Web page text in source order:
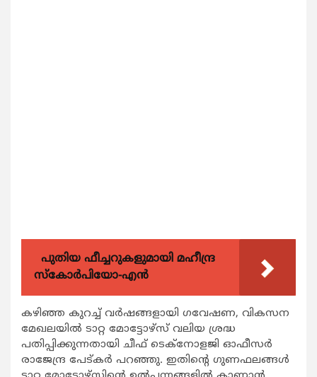
പുതിയ ഫീച്ചറുകളുമായി മഹീന്ദ്ര
സ്കോർപിയോ-എൻ
കഴിഞ്ഞ കുറച്ച് വര്‍ഷങ്ങളായി ഗവേഷണ, വികസന
മേഖലയില്‍ ടാറ്റ മോട്ടോഴ്‌സ് വലിയ ശ്രദ്ധ
പതിപ്പിക്കുന്നതായി ചീഫ് ടെക്‌നോളജി ഓഫീസര്‍
രാജേന്ദ്ര പേട്കര്‍ പറഞ്ഞു. ഇതിന്റെ ഗുണഫലങ്ങള്‍